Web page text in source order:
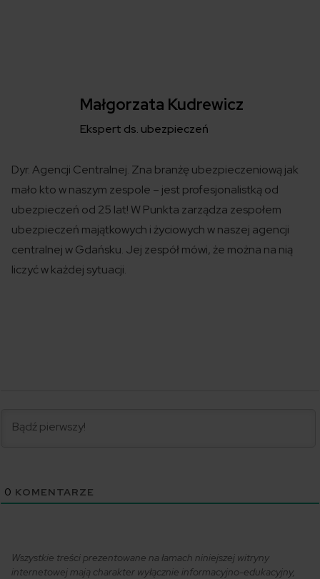
Małgorzata Kudrewicz
Ekspert ds. ubezpieczeń
Dyr. Agencji Centralnej. Zna branżę ubezpieczeniową jak
mało kto w naszym zespole – jest profesjonalistką od
ubezpieczeń od 25 lat! W Punkta zarządza zespołem
ubezpieczeń majątkowych i życiowych w naszej agencji
centralnej w Gdańsku. Jej zespół mówi, że można na nią
liczyć w każdej sytuacji.
0 KOMENTARZE
Wszystkie treści prezentowane na łamach niniejszej witryny
internetowej mają charakter wyłącznie informacyjno-edukacyjny,